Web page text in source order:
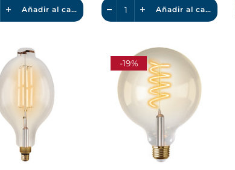
Añadir al carrito Añadir al carrito
-19%